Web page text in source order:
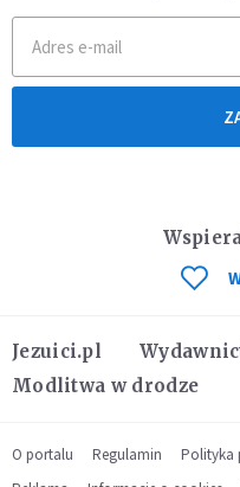
Jezuici.pl
Modlitwa w drodze
O portalu Regulamin Polityka